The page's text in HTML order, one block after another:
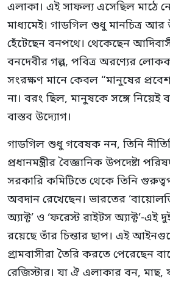
এলাকা। এই সাফল্য এসেছিল মাঠে
মাধ্যমেই। গাডগিল শুধু মানচিত্র আর
হেঁটেছেন বনপথে। থেকেছেন
বনদেবীর গল্প, পবিত্র অরণ্যের
সংরক্ষণ মানে কেবল “মানুষের
না। বরং ছিল, মানুষকে সঙ্গে নিয়েই
বাস্তব উদ্যোগ।
গাডগিল শুধু গবেষক নন, তিনি
প্রধানমন্ত্রীর বৈজ্ঞানিক উপদেষ্টা
সরকারি কমিটিতে থেকে তিনি
অবদান রেখেছেন। ভারতের
অ্যাক্ট’ ও ‘ফরেস্ট রাইটস অ্যাক্ট’-
রয়েছে তাঁর চিন্তার ছাপ। এই
গ্রামবাসীরা তৈরি করতে পেরেছেন
রেজিস্টার। যা ঐ এলাকার বন, মাছ,